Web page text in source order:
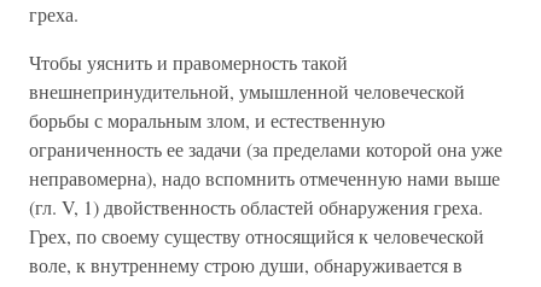
греха.
Чтобы уяснить и правомерность такой
внешнепринудительной, умышленной человеческой
борьбы с моральным злом, и естественную
ограниченность ее задачи (за пределами которой она уже
неправомерна), надо вспомнить отмеченную нами выше
(гл. V, 1) двойственность областей обнаружения греха.
Грех, по своему существу относящийся к человеческой
воле, к внутреннему строю души, обнаруживается в